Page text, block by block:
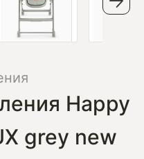
Happy
grey new